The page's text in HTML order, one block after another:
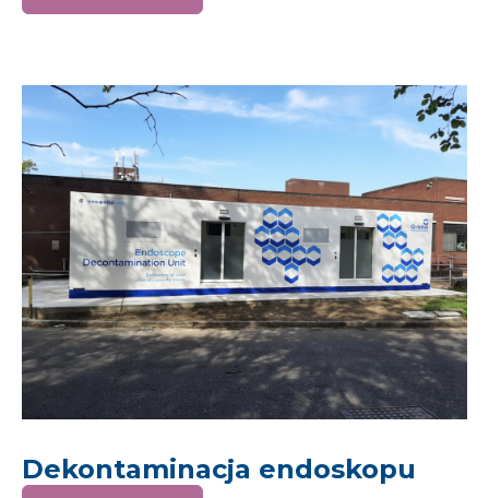
Dekontaminacja endoskopu